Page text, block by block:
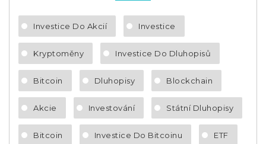
Investice Do Akcií Investice
Kryptoměny Investice Do Dluhopisů
Bitcoin Dluhopisy Blockchain
Akcie Investování Státní Dluhopisy
Bitcoin Investice Do Bitcoinu ETF